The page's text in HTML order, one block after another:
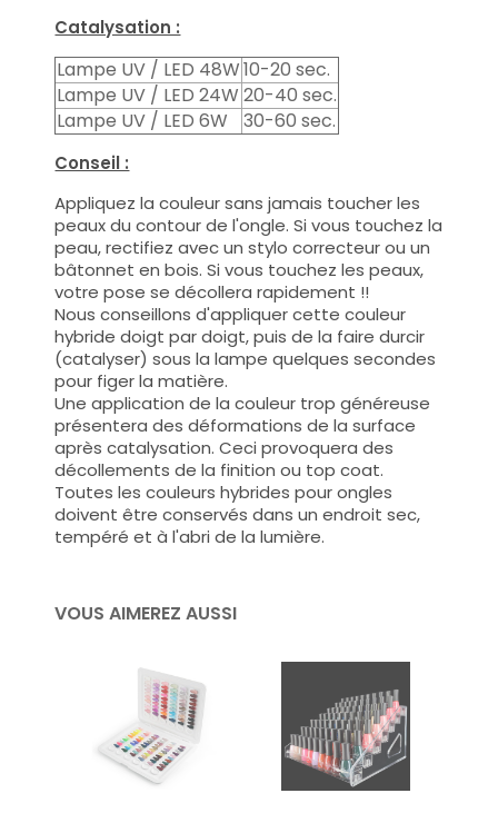
Catalysation :
Lampe UV / LED 48W10-20 sec.
Lampe UV / LED 24W 20-40 sec.
Lampe UV / LED 6W
30-60 sec.
Conseil :
Appliquez la couleur sans jamais toucher les
peaux du contour de l'ongle. Si vous touchez la
peau, rectifiez avec un stylo correcteur ou un
bâtonnet en bois. Si vous touchez les peaux,
votre pose se décollera rapidement !!
Nous conseillons d'appliquer cette couleur
hybride doigt par doigt, puis de la faire durcir
(catalyser) sous la lampe quelques secondes
pour figer la matière.
Une application de la couleur trop généreuse
présentera des déformations de la surface
après catalysation. Ceci provoquera des
décollements de la finition ou top coat.
Toutes les couleurs hybrides pour ongles
doivent être conservés dans un endroit sec,
tempéré et à l'abri de la lumière.
VOUS AIMEREZ AUSSI